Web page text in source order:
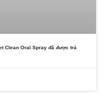
Clean Oral Spray đã được trả